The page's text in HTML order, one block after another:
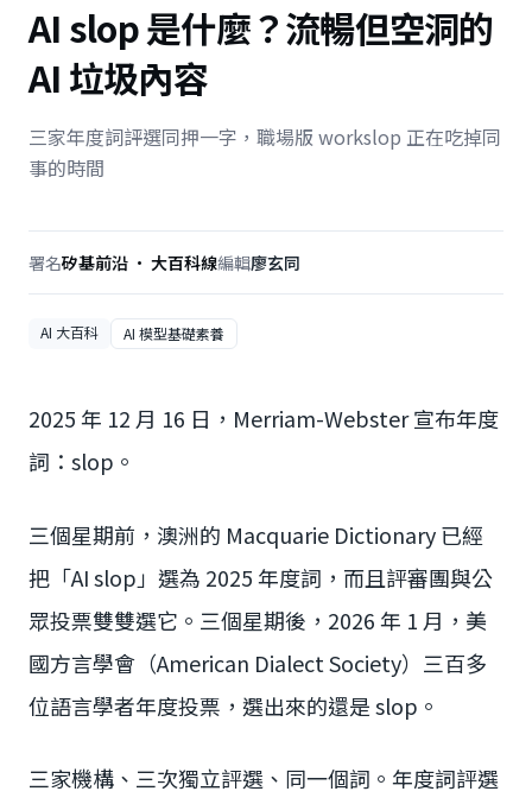
AI slop 是什麼？流暢但空洞的
AI 垃圾內容
三家年度詞評選同押一字，職場版 workslop 正在吃掉同
事的時間
署名矽基前沿 · 大百科線編輯廖玄同
AI 大百科 AI 模型基礎素養
2025 年 12 月 16 日，Merriam-Webster 宣布年度
詞：slop。
三個星期前，澳洲的 Macquarie Dictionary 已經
把「AI slop」選為 2025 年度詞，而且評審團與公
眾投票雙雙選它。三個星期後，2026 年 1 月，美
國方言學會（American Dialect Society）三百多
位語言學者年度投票，選出來的還是 slop。
三家機構、三次獨立評選、同一個詞。年度詞評選